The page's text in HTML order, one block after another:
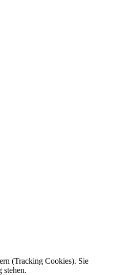
(Tracking Cookies). Sie
stehen.